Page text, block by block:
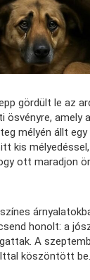
gördült le az
ösvényre, amely
mélyén állt
kis
ott maradjon
honolt: a
A
köszöntött be.